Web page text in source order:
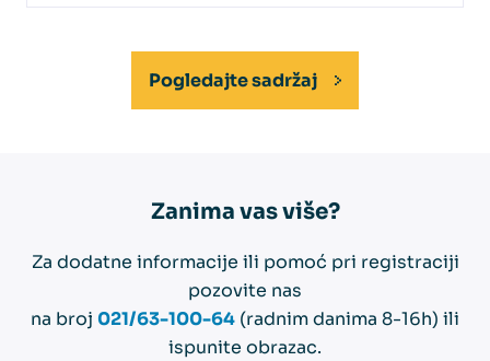
Pogledajte sadržaj
Zanima vas više?
Za dodatne informacije ili pomoć pri registraciji
pozovite nas
na broj 021/63-100-64 (radnim danima 8-16h) ili
ispunite obrazac.